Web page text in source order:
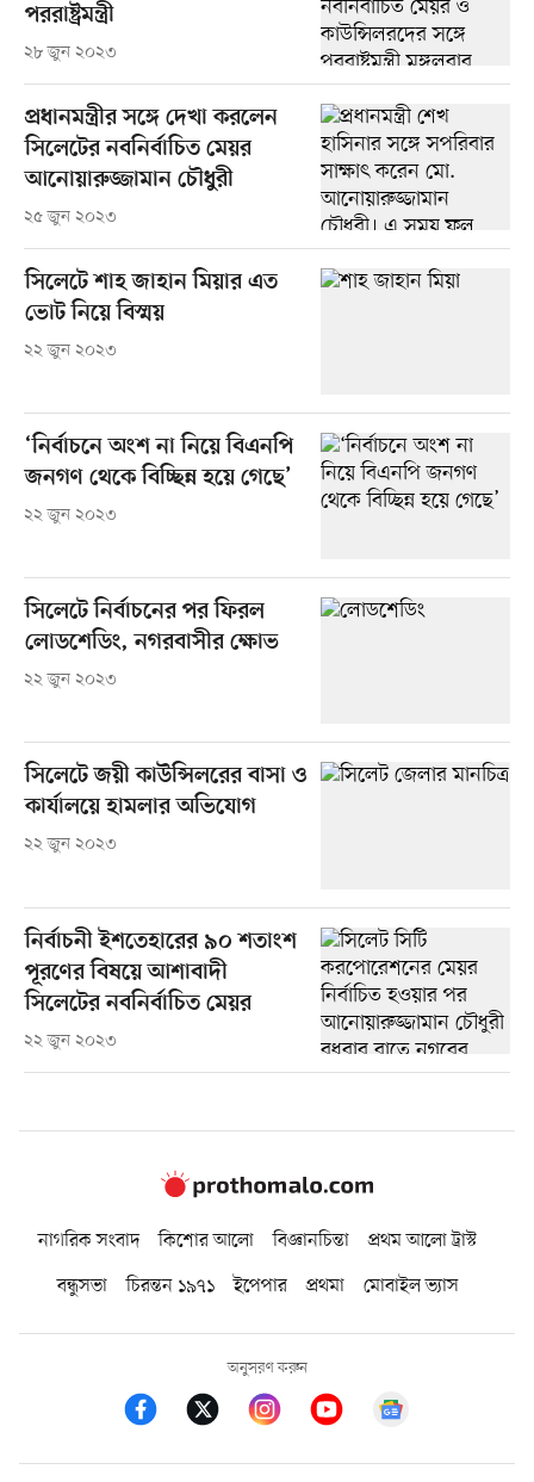
পররাষ্ট্রমন্ত্রী
২৮ জুন ২০২৩
প্রধানমন্ত্রীর সঙ্গে দেখা করলেন
সিলেটের নবনির্বাচিত মেয়র
আনোয়ারুজ্জামান চৌধুরী
২৫ জুন ২০২৩
সিলেটে শাহ জাহান মিয়ার এত
ভোট নিয়ে বিস্ময়
২২ জুন ২০২৩
‘নির্বাচনে অংশ না নিয়ে বিএনপি
জনগণ থেকে বিচ্ছিন্ন হয়ে গেছে’
২২ জুন ২০২৩
সিলেটে নির্বাচনের পর ফিরল
লোডশেডিং, নগরবাসীর ক্ষোভ
২২ জুন ২০২৩
সিলেটে জয়ী কাউন্সিলরের বাসা ও
কার্যালয়ে হামলার অভিযোগ
২২ জুন ২০২৩
নির্বাচনী ইশতেহারের ৯০ শতাংশ
পূরণের বিষয়ে আশাবাদী
সিলেটের নবনির্বাচিত মেয়র
২২ জুন ২০২৩
নাগরিক সংবাদ কিশোর আলো বিজ্ঞানচিন্তা
প্রথম আলো ট্রাস্ট
বন্ধুসভা
চিরন্তন ১৯৭১ ইপেপার প্রথমা মোবাইল ভ্যাস
অনুসরণ করুন